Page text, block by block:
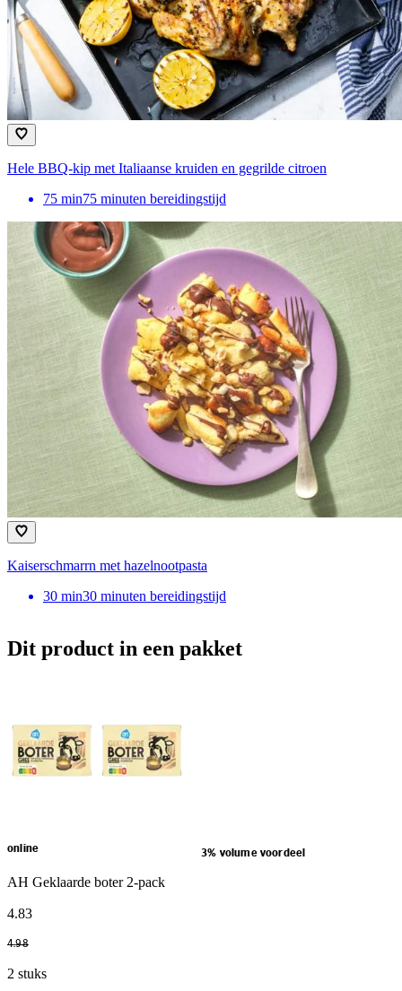
Hele BBQ-kip met Italiaanse kruiden en gegrilde citroen
75 min75 minuten bereidingstijd
Kaiserschmarrn met hazelnootpasta
30 min30 minuten bereidingstijd
Dit product in een pakket
online 3% volume voordeel
AH Geklaarde boter 2-pack
4.83
4.98
2 stuks